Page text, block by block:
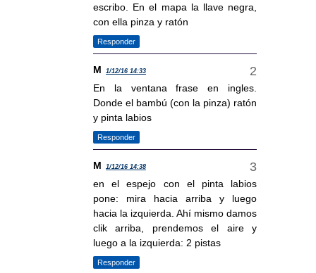
escribo. En el mapa la llave negra,
con ella pinza y ratón
Responder
M 1/12/16 14:33
En la ventana frase en ingles.
Donde el bambú (con la pinza) ratón
y pinta labios
Responder
M 1/12/16 14:38
en el espejo con el pinta labios
pone: mira hacia arriba y luego
hacia la izquierda. Ahí mismo damos
clik arriba, prendemos el aire y
luego a la izquierda: 2 pistas
Responder